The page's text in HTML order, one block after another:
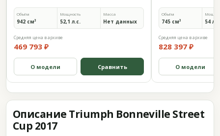
Объём
942 см³
Мощность
52,1 л.с.
Масса
Нет данных
Средняя цена в архиве
469 793 ₽
О модели Сравнить
Объём
745 см³ 54
Средняя цена в архиве
828 397 ₽
О модели
Описание Triumph Bonneville Street
Cup 2017